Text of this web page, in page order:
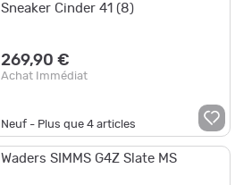
Sneaker Cinder 41 (8)
269,90 €
Achat Immédiat
Neuf - Plus que4 articles
Waders SIMMS G4Z Slate MS